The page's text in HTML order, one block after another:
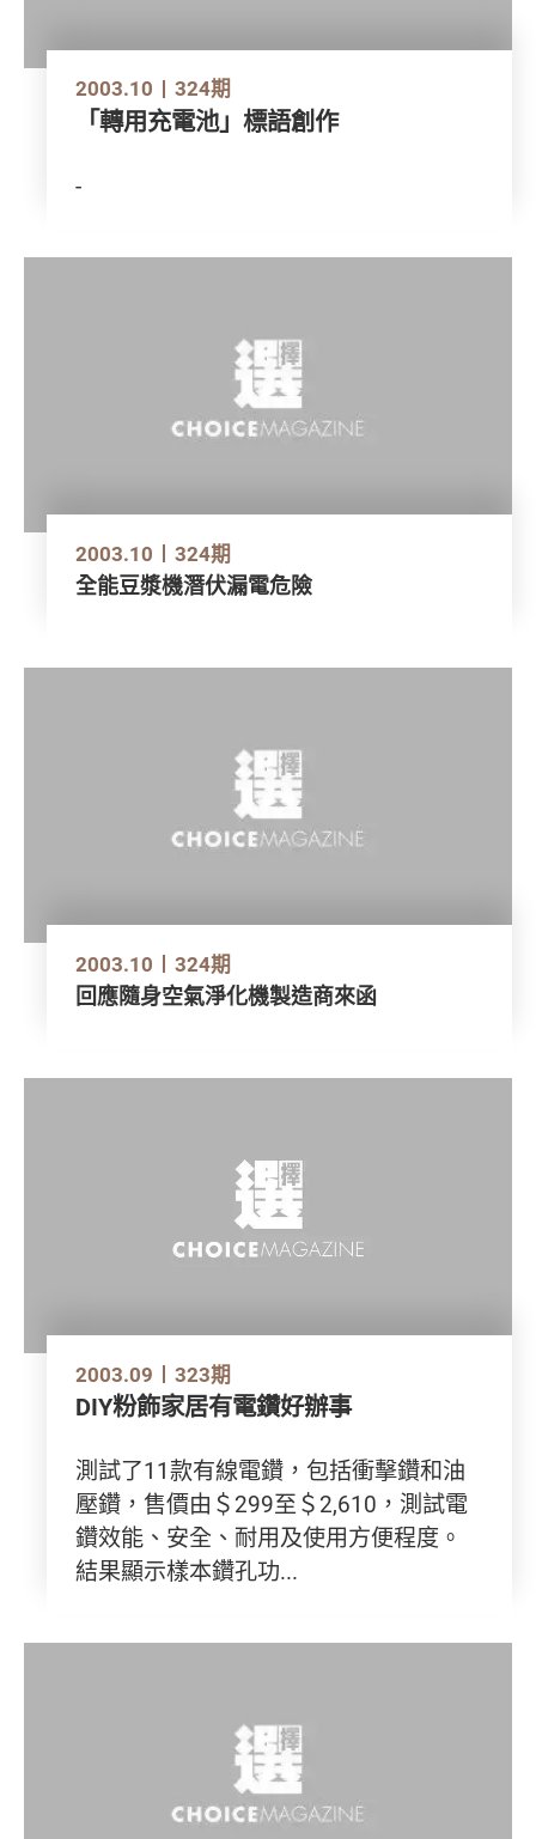
2003.10 324期
「轉用充電池」標語創作
-
2003.10 324期
全能豆漿機潛伏漏電危險
2003.10 324期
回應隨身空氣淨化機製造商來函
2003.09 323期
DIY粉飾家居有電鑽好辦事
測試了11款有線電鑽，包括衝擊鑽和油
壓鑽，售價由＄299至＄2,610，測試電
鑽效能、安全、耐用及使用方便程度。
結果顯示樣本鑽孔功...